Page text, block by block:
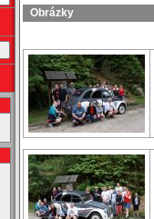
Obrázky